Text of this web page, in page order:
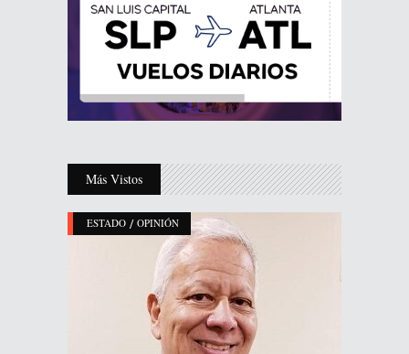
Más Vistos
ESTADO / OPINIÓN